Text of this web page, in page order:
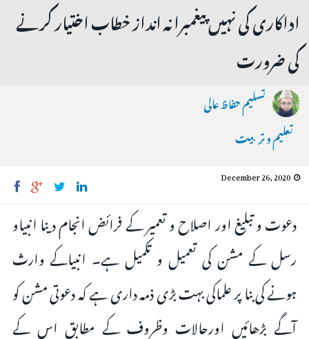
اداکاری کی نہیں پیغمبرانہ انداز خطاب اختیار کرنے
کی ضرورت
تسلیم حفاظ عالی
تعلیم و تربیت
December 26, 2020
دعوت و تبلیغ اور اصلاح و تعمیر کے فرائض انجام دینا انبیاو
رسل کے مشن کی تعمیل و تکمیل ہے۔ انبیاکے وارث
ہونے کی بنا پر علماکی بہت بڑی ذمہ داری ہے کہ دعوتی مشن کو
آگے بڑھائیں اورحالات وظروف کے مطابق اس کے